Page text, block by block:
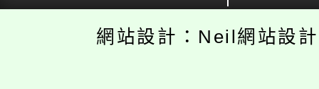
網站設計：Neil網站設